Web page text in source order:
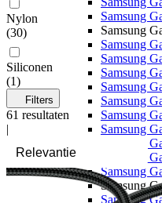
Samsung
Samsung
Samsung
Samsung
Samsung
Samsung
Samsung
Samsung
Samsung
Samsung
Samsung
Samsung
Samsung
Samsung
Nylon
(30)
Siliconen
(1)
Filters
61 resultaten
|